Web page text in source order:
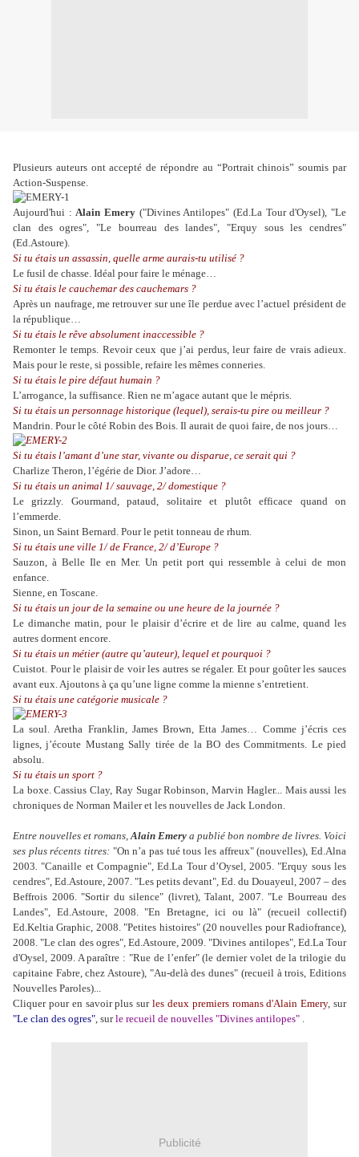
Plusieurs auteurs ont accepté de répondre au “Portrait chinois” soumis par
Action-Suspense.
Aujourd'hui :Alain Emery ("Divines Antilopes" (Ed.La Tour d'Oysel), "Le
clan des ogres", "Le bourreau des landes", "Erquy sous les cendres"
(Ed.Astoure).
Si tu étais un assassin, quelle arme aurais-tu utilisé ?
Le fusil de chasse. Idéal pour faire le ménage…
Si tu étais le cauchemar des cauchemars ?
Après un naufrage, me retrouver sur une île perdue avec l’actuel président de
la république…
Si tu étais le rêve absolument inaccessible ?
Remonter le temps. Revoir ceux que j’ai perdus, leur faire de vrais adieux.
Mais pour le reste, si possible, refaire les mêmes conneries.
Si tu étais le pire défaut humain ?
L’arrogance, la suffisance. Rien ne m’agace autant que le mépris.
Si tu étais un personnage historique (lequel), serais-tu pire ou meilleur ?
Mandrin. Pour le côté Robin des Bois. Il aurait de quoi faire, de nos jours…
Si tu étais l’amant d’une star, vivante ou disparue, ce serait qui ?
Charlize Theron, l’égérie de Dior. J’adore…
Si tu étais un animal 1/ sauvage, 2/ domestique ?
Le grizzly. Gourmand, pataud, solitaire et plutôt efficace quand on
l’emmerde.
Sinon, un Saint Bernard. Pour le petit tonneau de rhum.
Si tu étais une ville 1/ de France, 2/ d’Europe ?
Sauzon, à Belle Ile en Mer. Un petit port qui ressemble à celui de mon
enfance.
Sienne, en Toscane.
Si tu étais un jour de la semaine ou une heure de la journée ?
Le dimanche matin, pour le plaisir d’écrire et de lire au calme, quand les
autres dorment encore.
Si tu étais un métier (autre qu’auteur), lequel et pourquoi ?
Cuistot. Pour le plaisir de voir les autres se régaler. Et pour goûter les sauces
avant eux. Ajoutons à ça qu’une ligne comme la mienne s’entretient.
Si tu étais une catégorie musicale ?
La soul. Aretha Franklin, James Brown, Etta James… Comme j’écris ces
lignes, j’écoute Mustang Sally tirée de la BO des Commitments. Le pied
absolu.
Si tu étais un sport ?
La boxe. Cassius Clay, Ray Sugar Robinson, Marvin Hagler... Mais aussi les
chroniques de Norman Mailer et les nouvelles de Jack London.
Entre nouvelles et romans,Alain Emery a publié bon nombre de livres. Voici
ses plus récents titres: "On n’a pas tué tous les affreux" (nouvelles), Ed.Alna
2003. "Canaille et Compagnie", Ed.La Tour d’Oysel, 2005. "Erquy sous les
cendres", Ed.Astoure, 2007. "Les petits devant", Ed. du Douayeul, 2007 – des
Beffrois 2006. "Sortir du silence" (livret), Talant, 2007. "Le Bourreau des
Landes", Ed.Astoure, 2008. "En Bretagne, ici ou là" (recueil collectif)
Ed.Keltia Graphic, 2008. "Petites histoires" (20 nouvelles pour Radiofrance),
2008. "Le clan des ogres", Ed.Astoure, 2009. "Divines antilopes", Ed.La Tour
d'Oysel, 2009. A paraître : "Rue de l’enfer" (le dernier volet de la trilogie du
capitaine Fabre, chez Astoure), "Au-delà des dunes" (recueil à trois, Editions
Nouvelles Paroles)...
Cliquer pour en savoir plus sur les deux premiers romans d'Alain Emery, sur
"Le clan des ogres", surle recueil de nouvelles "Divines antilopes" .
Publicité